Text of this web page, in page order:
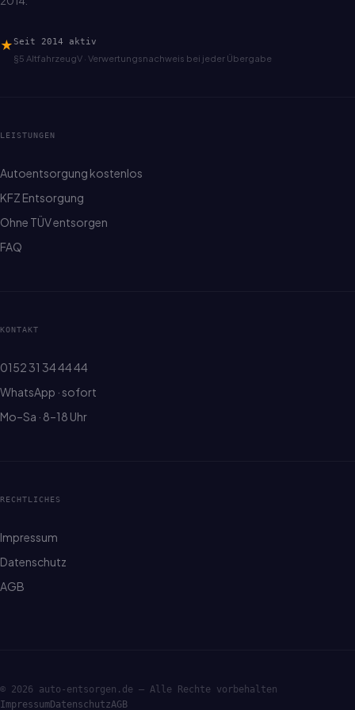
★ Seit 2014 aktiv
§5 AltfahrzeugV · Verwertungsnachweis bei jeder Übergabe
LEISTUNGEN
Autoentsorgung kostenlos
KFZ Entsorgung
Ohne TÜV entsorgen
FAQ
KONTAKT
0152 31 34 44 44
WhatsApp · sofort
Mo–Sa · 8–18 Uhr
RECHTLICHES
Impressum
Datenschutz
AGB
© 2026 auto-entsorgen.de — Alle Rechte vorbehalten
ImpressumDatenschutzAGB